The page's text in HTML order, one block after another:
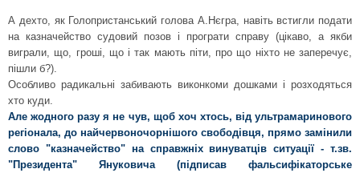
А дехто, як Голопристанський голова А.Нєгра, навіть встигли подати
на казначейство судовий позов і програти справу (цікаво, а якби
виграли, що, гроші, що і так мають піти, про що ніхто не заперечує,
пішли б?).
Особливо радикальні забивають виконкоми дошками і розходяться
хто куди.
Але жодного разу я не чув, щоб хоч хтось, від ультрамаринового
регіонала, до найчервоночорнішого свободівця, прямо замінили
слово "казначейство" на справжніх винуватців ситуації - т.зв.
"Президента" Януковича (підписав фальсифікаторське